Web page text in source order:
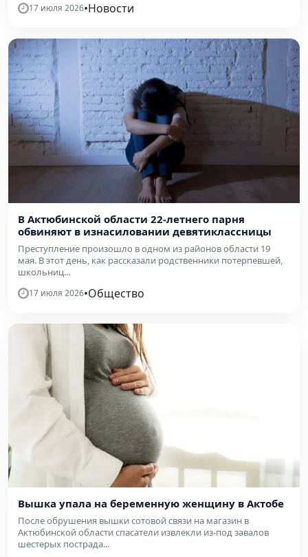
17 июля 2026•Новости
В Актюбинской области 22-летнего парня
обвиняют в изнасиловании девятиклассницы
Преступление произошло в одном из районов области 19
мая. В этот день, как рассказали родственники потерпевшей,
школьниц...
17 июля 2026•Общество
Вышка упала на беременную женщину в Актобе
После обрушения вышки сотовой связи на магазин в
Актюбинской области спасатели извлекли из-под завалов
шестерых пострада...